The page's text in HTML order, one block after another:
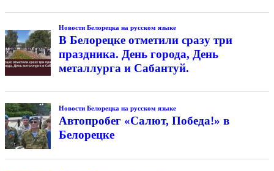
Новости Белорецка на русском языке
В Белорецке отметили сразу три
праздника. День города, День
металлурга и Сабантуй.
Новости Белорецка на русском языке
Автопробег «Салют, Победа!» в
Белорецке